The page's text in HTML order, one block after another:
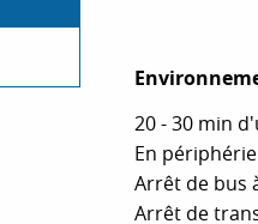
20 - 30 min
En
Arrêt de bus
Arrêt de